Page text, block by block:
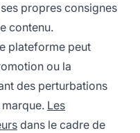
propres consignes
contenu.
plateforme peut
ou la
des perturbations
Les
dans le cadre de